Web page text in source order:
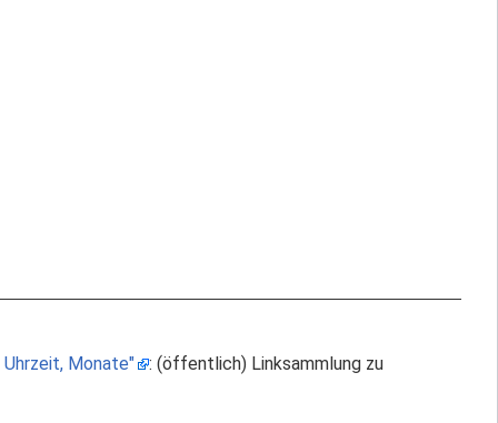
Monate" : (öffentlich) Linksammlung zu